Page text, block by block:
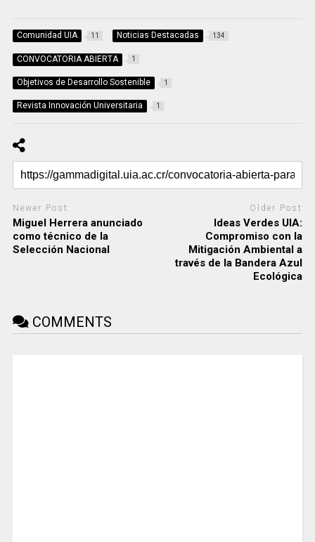
Comunidad UIA 11 Noticias Destacadas 134
CONVOCATORIA ABIERTA 1
Objetivos de Desarrollo Sostenible 1
Revista Innovación Universitaria 1
Newer Post
Miguel Herrera anunciado
como técnico de la
Selección Nacional
Older Post
Ideas Verdes UIA:
Compromiso con la
Mitigación Ambiental a
través de la Bandera Azul
Ecológica
COMMENTS